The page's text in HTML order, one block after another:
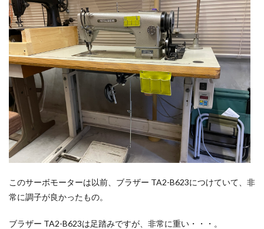
このサーボモーターは以前、ブラザー TA2-B623につけていて、非
常に調子が良かったもの。
ブラザー TA2-B623は足踏みですが、非常に重い・・・。